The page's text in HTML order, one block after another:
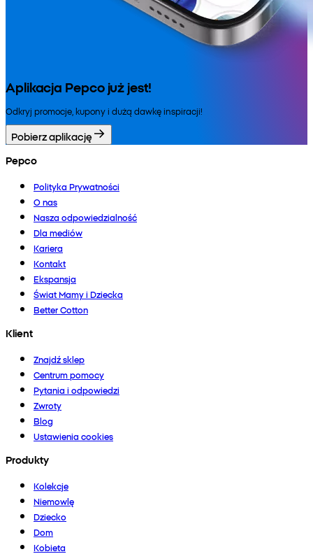
Aplikacja Pepco już jest!
Odkryj promocje, kupony i dużą dawkę inspiracji!
Pobierz aplikację
Pepco
Polityka Prywatności
O nas
Nasza odpowiedzialność
Dla mediów
Kariera
Kontakt
Ekspansja
Świat Mamy i Dziecka
Better Cotton
Klient
Znajdź sklep
Centrum pomocy
Pytania i odpowiedzi
Zwroty
Blog
Ustawienia cookies
Produkty
Kolekcje
Niemowlę
Dziecko
Dom
Kobieta